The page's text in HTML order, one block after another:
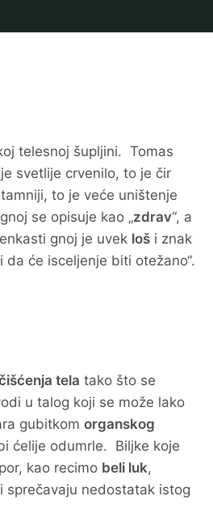
telesnoj šupljini. Tomas
svetlije crvenilo, to je čir
to je veće uništenje
gnoj se opisuje kao „zdrav“, a
gnoj je uvek loš i znak
će isceljenje biti otežano“.
tela tako što se
u talog koji se može lako
gubitkom organskog
ćelije odumrle. Biljke koje
kao recimo beli luk,
sprečavaju nedostatak istog